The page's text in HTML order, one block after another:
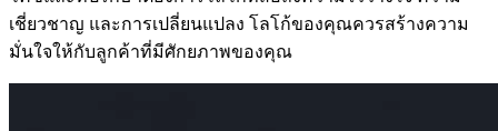
เชี่ยวชาญ และการเปลี่ยนแปลง โลโก้ของคุณควรสร้างความ
มั่นใจให้กับลูกค้าที่มีศักยภาพของคุณ